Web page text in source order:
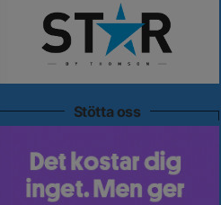
Stötta oss